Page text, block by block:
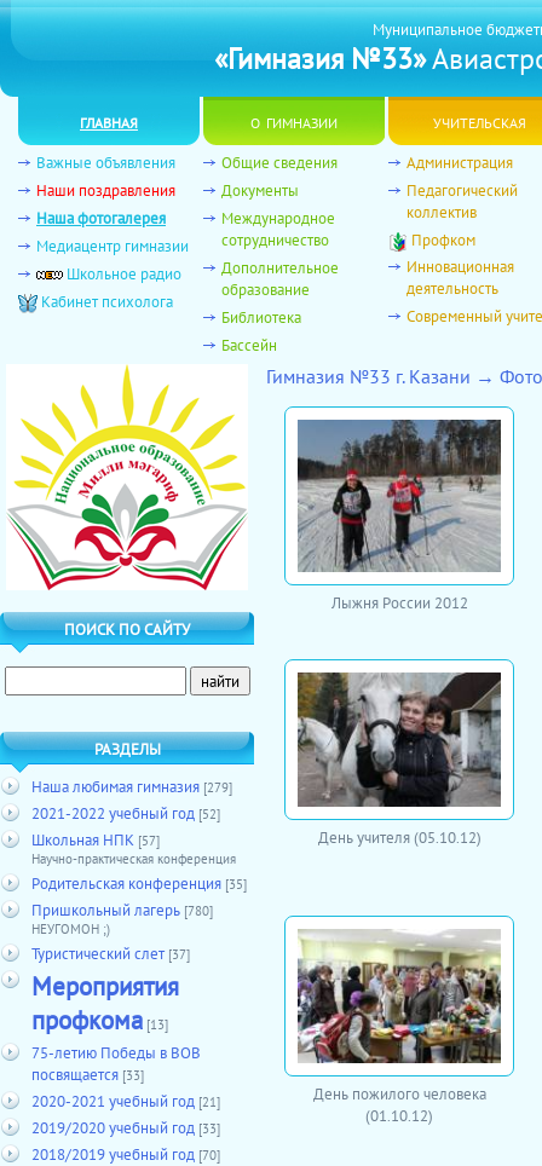
Муниципальное
«Гимназия №33»
главная о гимназии учительская
Важные объявления
Наши поздравления
Наша фотогалерея
Медиацентр гимназии
Школьное радио
Кабинет психолога
Общие сведения
Документы
Международное
сотрудничество
Дополнительное
образование
Библиотека
Бассейн
Администрация
Педагогический
коллектив
Профком
Инновационная
деятельность
Современный
ПОИСК ПО САЙТУ
РАЗДЕЛЫ
Наша любимая гимназия [279]
2021-2022 учебный год [52]
Школьная НПК [57]
Научно-практическая конференция
Родительская конференция [35]
Пришкольный лагерь [780]
НЕУГОМОН ;)
Туристический слет [37]
Мероприятия
профкома [13]
75-летию Победы в ВОВ
посвящается [33]
2020-2021 учебный год [21]
2019/2020 учебный год [33]
2018/2019 учебный год [70]
Гимназия №33 г. Казани →
Лыжня России 2012
День учителя (05.10.12)
День пожилого человека
(01.10.12)